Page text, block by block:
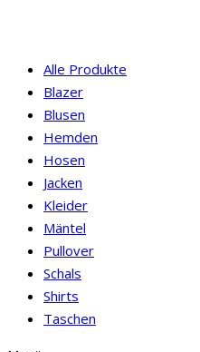
Alle Produkte
Blazer
Blusen
Hemden
Hosen
Jacken
Kleider
Mäntel
Pullover
Schals
Shirts
Taschen